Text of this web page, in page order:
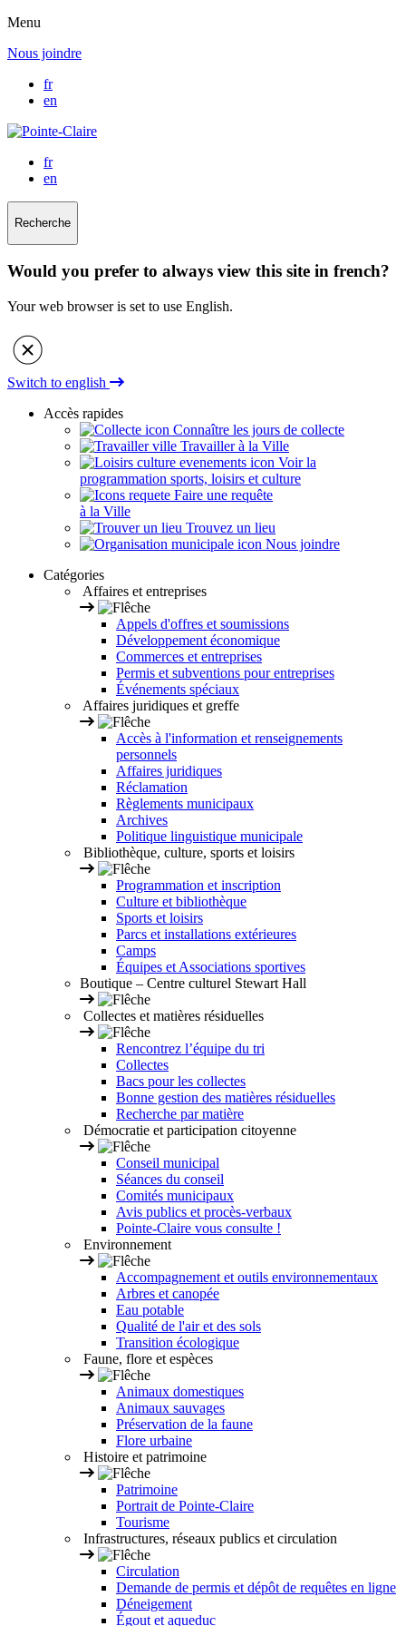
Menu
Nous joindre
fr
en
fr
en
Recherche
Would you prefer to always view this site in french?
Your web browser is set to use English.
Switch to english
Accès rapides
Connaître les jours de collecte
Travailler à la Ville
Voir la
programmation sports, loisirs et culture
Faire une requête
à la Ville
Trouvez un lieu
Nous joindre
Catégories
Affaires et entreprises
Appels d'offres et soumissions
Développement économique
Commerces et entreprises
Permis et subventions pour entreprises
Événements spéciaux
Affaires juridiques et greffe
Accès à l'information et renseignements
personnels
Affaires juridiques
Réclamation
Règlements municipaux
Archives
Politique linguistique municipale
Bibliothèque, culture, sports et loisirs
Programmation et inscription
Culture et bibliothèque
Sports et loisirs
Parcs et installations extérieures
Camps
Équipes et Associations sportives
Boutique – Centre culturel Stewart Hall
Collectes et matières résiduelles
Rencontrez l’équipe du tri
Collectes
Bacs pour les collectes
Bonne gestion des matières résiduelles
Recherche par matière
Démocratie et participation citoyenne
Conseil municipal
Séances du conseil
Comités municipaux
Avis publics et procès-verbaux
Pointe-Claire vous consulte !
Environnement
Accompagnement et outils environnementaux
Arbres et canopée
Eau potable
Qualité de l'air et des sols
Transition écologique
Faune, flore et espèces
Animaux domestiques
Animaux sauvages
Préservation de la faune
Flore urbaine
Histoire et patrimoine
Patrimoine
Portrait de Pointe-Claire
Tourisme
Infrastructures, réseaux publics et circulation
Circulation
Demande de permis et dépôt de requêtes en ligne
Déneigement
Égout et aqueduc